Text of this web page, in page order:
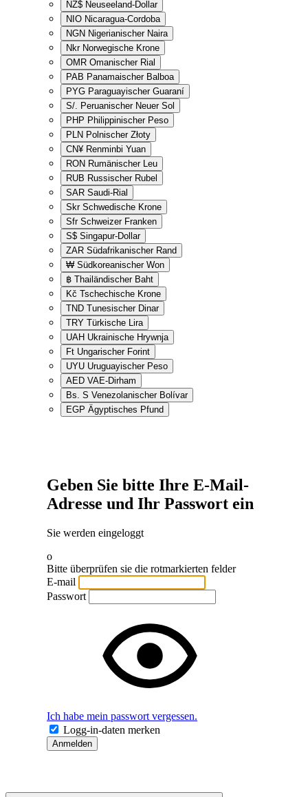
NZ$ Neuseeland-Dollar
NIO Nicaragua-Cordoba
NGN Nigerianischer Naira
Nkr Norwegische Krone
OMR Omanischer Rial
PAB Panamaischer Balboa
PYG Paraguayischer Guaraní
S/. Peruanischer Neuer Sol
PHP Philippinischer Peso
PLN Polnischer Złoty
CN¥ Renminbi Yuan
RON Rumänischer Leu
RUB Russischer Rubel
SAR Saudi-Rial
Skr Schwedische Krone
Sfr Schweizer Franken
S$ Singapur-Dollar
ZAR Südafrikanischer Rand
₩ Südkoreanischer Won
฿ Thailändischer Baht
Kč Tschechische Krone
TND Tunesischer Dinar
TRY Türkische Lira
UAH Ukrainische Hrywnja
Ft Ungarischer Forint
UYU Uruguayischer Peso
AED VAE-Dirham
Bs. S Venezolanischer Bolívar
EGP Ägyptisches Pfund
Geben Sie bitte Ihre E-Mail-
Adresse und Ihr Passwort ein
Sie werden eingeloggt
o
Bitte überprüfen sie die rotmarkierten felder
E-mail
Passwort
Ich habe mein passwort vergessen.
Logg-in-daten merken
Anmelden